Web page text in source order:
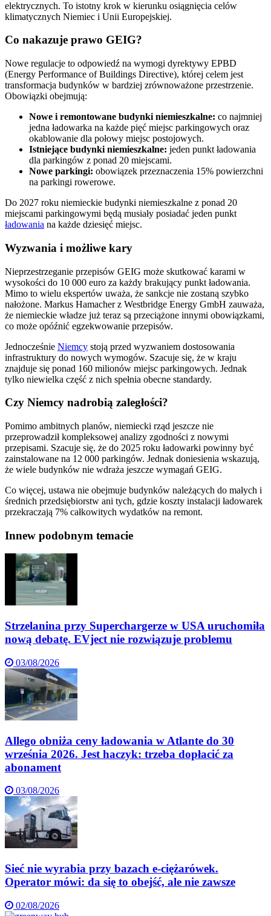
elektrycznych. To istotny krok w kierunku osiągnięcia celów
klimatycznych Niemiec i Unii Europejskiej.
Co nakazuje prawo GEIG?
Nowe regulacje to odpowiedź na wymogi dyrektywy EPBD
(Energy Performance of Buildings Directive), której celem jest
transformacja budynków w bardziej zrównoważone przestrzenie.
Obowiązki obejmują:
Nowe i remontowane budynki niemieszkalne: co najmniej
jedna ładowarka na każde pięć miejsc parkingowych oraz
okablowanie dla połowy miejsc postojowych.
Istniejące budynki niemieszkalne: jeden punkt ładowania
dla parkingów z ponad 20 miejscami.
Nowe parkingi: obowiązek przeznaczenia 15% powierzchni
na parkingi rowerowe.
Do 2027 roku niemieckie budynki niemieszkalne z ponad 20
miejscami parkingowymi będą musiały posiadać jeden punkt
ładowania na każde dziesięć miejsc.
Wyzwania i możliwe kary
Nieprzestrzeganie przepisów GEIG może skutkować karami w
wysokości do 10 000 euro za każdy brakujący punkt ładowania.
Mimo to wielu ekspertów uważa, że sankcje nie zostaną szybko
nałożone. Markus Hamacher z Westbridge Energy GmbH zauważa,
że niemieckie władze już teraz są przeciążone innymi obowiązkami,
co może opóźnić egzekwowanie przepisów.
Jednocześnie Niemcy stoją przed wyzwaniem dostosowania
infrastruktury do nowych wymogów. Szacuje się, że w kraju
znajduje się ponad 160 milionów miejsc parkingowych. Jednak
tylko niewielka część z nich spełnia obecne standardy.
Czy Niemcy nadrobią zaległości?
Pomimo ambitnych planów, niemiecki rząd jeszcze nie
przeprowadził kompleksowej analizy zgodności z nowymi
przepisami. Szacuje się, że do 2025 roku ładowarki powinny być
zainstalowane na 12 000 parkingów. Jednak doniesienia wskazują,
że wiele budynków nie wdraża jeszcze wymagań GEIG.
Co więcej, ustawa nie obejmuje budynków należących do małych i
średnich przedsiębiorstw ani tych, gdzie koszty instalacji ładowarek
przekraczają 7% całkowitych wydatków na remont.
Innew podobnym temacie
Strzelanina przy Superchargerze w USA uruchomiła
nową debatę. EVject nie rozwiązuje problemu
03/08/2026
Allego obniża ceny ładowania w Atlante do 30
września 2026. Jest haczyk: trzeba dopłacić za
abonament
03/08/2026
Sieć nie wyrabia przy bazach e-ciężarówek.
Operator mówi: da się to obejść, ale nie zawsze
02/08/2026